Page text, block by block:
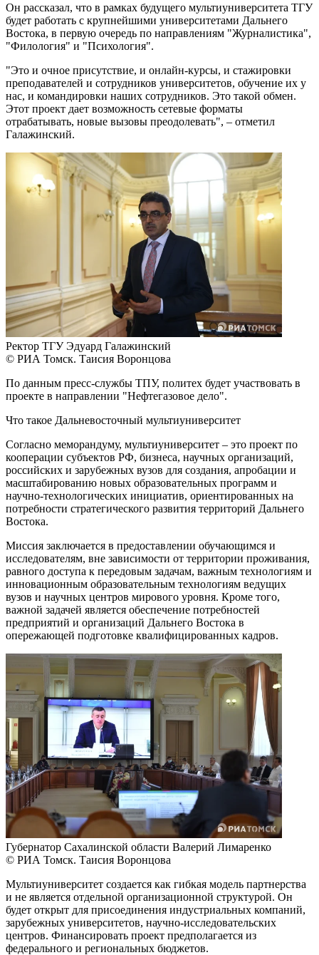
Он рассказал, что в рамках будущего мультиуниверситета ТГУ
будет работать с крупнейшими университетами Дальнего
Востока, в первую очередь по направлениям "Журналистика",
"Филология" и "Психология".
"Это и очное присутствие, и онлайн-курсы, и стажировки
преподавателей и сотрудников университетов, обучение их у
нас, и командировки наших сотрудников. Это такой обмен.
Этот проект дает возможность сетевые форматы
отрабатывать, новые вызовы преодолевать", – отметил
Галажинский.
Ректор ТГУ Эдуард Галажинский
© РИА Томск. Таисия Воронцова
По данным пресс-службы ТПУ, политех будет участвовать в
проекте в направлении "Нефтегазовое дело".
Что такое Дальневосточный мультиуниверситет
Согласно меморандуму, мультиуниверситет – это проект по
кооперации субъектов РФ, бизнеса, научных организаций,
российских и зарубежных вузов для создания, апробации и
масштабированию новых образовательных программ и
научно-технологических инициатив, ориентированных на
потребности стратегического развития территорий Дальнего
Востока.
Миссия заключается в предоставлении обучающимся и
исследователям, вне зависимости от территории проживания,
равного доступа к передовым задачам, важным технологиям и
инновационным образовательным технологиям ведущих
вузов и научных центров мирового уровня. Кроме того,
важной задачей является обеспечение потребностей
предприятий и организаций Дальнего Востока в
опережающей подготовке квалифицированных кадров.
Губернатор Сахалинской области Валерий Лимаренко
© РИА Томск. Таисия Воронцова
Мультиуниверситет создается как гибкая модель партнерства
и не является отдельной организационной структурой. Он
будет открыт для присоединения индустриальных компаний,
зарубежных университетов, научно-исследовательских
центров. Финансировать проект предполагается из
федерального и региональных бюджетов.